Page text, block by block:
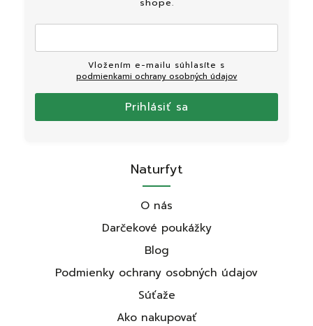
podmienkami ochrany osobných údajov
Prihlásiť sa
Naturfyt
O nás
Darčekové poukážky
Blog
Podmienky ochrany osobných údajov
Súťaže
Ako nakupovať